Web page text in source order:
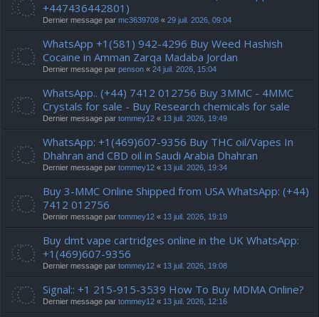
+447436442801)
Dernier message par mc3639708 « 29 juil. 2026, 09:04
WhatsApp +1(581) 942-4296 Buy Weed Hashish
Cocaine in Amman Zarqa Madaba Jordan
Dernier message par penson « 24 juil. 2026, 15:04
WhatsApp.. (+44) 7412 012756 Buy 3MMC - 4MMC
Crystals for sale - Buy Research chemicals for sale
Dernier message par tommey12 « 13 juil. 2026, 19:49
WhatsApp: +1(469)607-9356 Buy THC oil/Vapes In
Dhahran and CBD oil in Saudi Arabia Dhahran
Dernier message par tommey12 « 13 juil. 2026, 19:34
Buy 3-MMC Online Shipped from USA WhatsApp: (+44)
7412 012756
Dernier message par tommey12 « 13 juil. 2026, 19:19
Buy dmt vape cartridges online in the UK WhatsApp:
+1(469)607-9356
Dernier message par tommey12 « 13 juil. 2026, 19:08
Signal:: +1 215-915-3539 How To Buy MDMA Online?
Dernier message par tommey12 « 13 juil. 2026, 12:16